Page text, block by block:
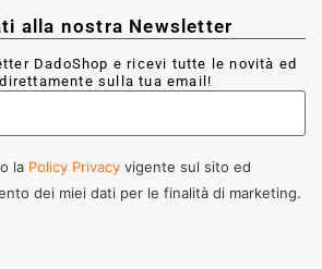
alla nostra Newsletter
DadoShop e ricevi tutte le novità ed
sulla tua email!
la Policy Privacy vigente sul sito ed
dei miei dati per le finalità di marketing.